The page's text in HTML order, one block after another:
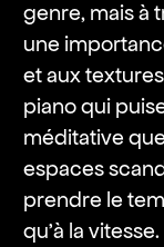
genre, mais à
une
et aux
piano qui
méditative
espaces
prendre le
qu’à la vitesse.